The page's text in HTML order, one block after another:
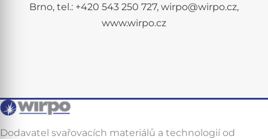
Brno, tel.: +420 543 250 727, wirpo@wirpo.cz,
www.wirpo.cz
Dodavatel svařovacích materiálů a technologií od